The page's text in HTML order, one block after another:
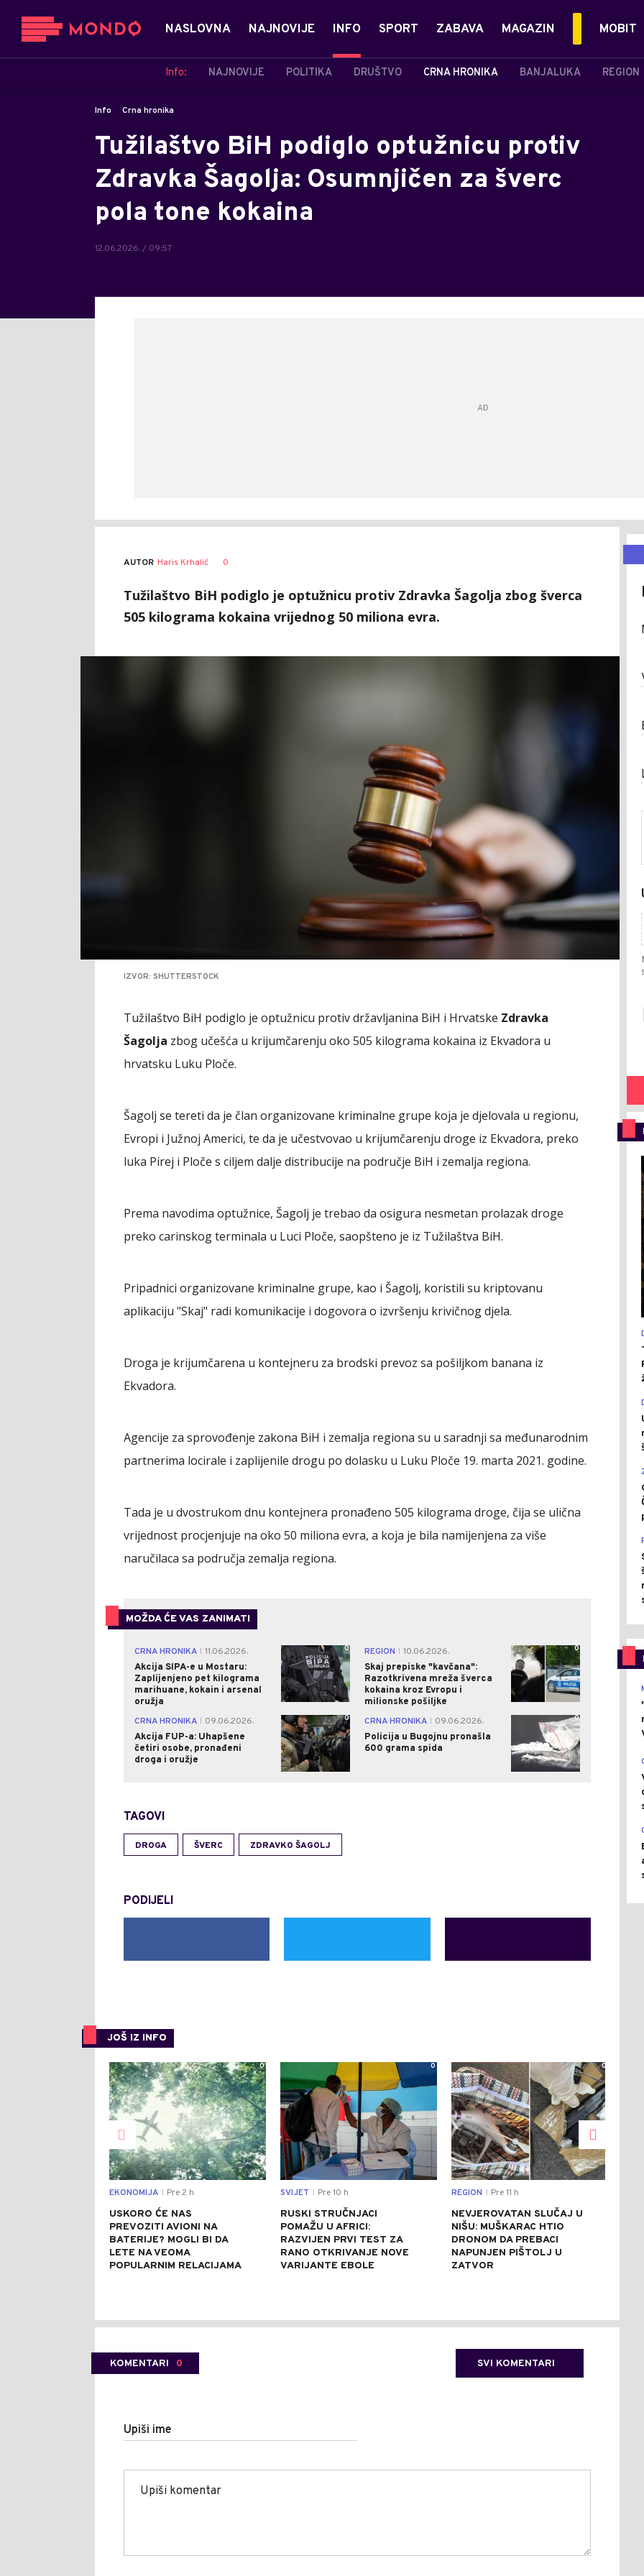
NASLOVNA NAJNOVIJE INFO
Info: NAJNOVIJE POLITIKA DRUŠTVO CRNA HRONIKA BANJALUKA REGION
SPORT ZABAVA MAGAZIN MOBIT
Info Crna hronika
Tužilaštvo BiH podiglo optužnicu protiv
Zdravka Šagolja: Osumnjičen za šverc
pola tone kokaina
12.06.2026. / 09:57
AUTOR Haris Krhalić 0
Tužilaštvo BiH podiglo je optužnicu protiv Zdravka Šagolja zbog šverca
505 kilograma kokaina vrijednog 50 miliona evra.
IZVOR: SHUTTERSTOCK
Tužilaštvo BiH podiglo je optužnicu protiv državljanina BiH i Hrvatske Zdravka
Šagolja zbog učešća u krijumčarenju oko 505 kilograma kokaina iz Ekvadora u
hrvatsku Luku Ploče.
Šagolj se tereti da je član organizovane kriminalne grupe koja je djelovala u regionu,
Evropi i Južnoj Americi, te da je učestvovao u krijumčarenju droge iz Ekvadora, preko
luka Pirej i Ploče s ciljem dalje distribucije na područje BiH i zemalja regiona.
Prema navodima optužnice, Šagolj je trebao da osigura nesmetan prolazak droge
preko carinskog terminala u Luci Ploče, saopšteno je iz Tužilaštva BiH.
Pripadnici organizovane kriminalne grupe, kao i Šagolj, koristili su kriptovanu
aplikaciju "Skaj" radi komunikacije i dogovora o izvršenju krivičnog djela.
Droga je krijumčarena u kontejneru za brodski prevoz sa pošiljkom banana iz
Ekvadora.
Agencije za sprovođenje zakona BiH i zemalja regiona su u saradnji sa međunarodnim
partnerima locirale i zaplijenile drogu po dolasku u Luku Ploče 19. marta 2021. godine.
Tada je u dvostrukom dnu kontejnera pronađeno 505 kilograma droge, čija se ulična
vrijednost procjenjuje na oko 50 miliona evra, a koja je bila namijenjena za više
naručilaca sa područja zemalja regiona.
MOŽDA ĆE VAS ZANIMATI
CRNA HRONIKA
11.06.2026.
Akcija SIPA-e u Mostaru:
Zaplijenjeno pet kilograma
marihuane, kokain i arsenal
oružja
0 REGION
10.06.2026.
Skaj prepiske "kavčana":
Razotkrivena mreža šverca
kokaina kroz Evropu i
milionske pošiljke
0
CRNA HRONIKA
09.06.2026.
Akcija FUP-a: Uhapšene
četiri osobe, pronađeni
droga i oružje
0 CRNA HRONIKA
09.06.2026.
Policija u Bugojnu pronašla
600 grama spida
0
TAGOVI
DROGA ŠVERC ZDRAVKO ŠAGOLJ
PODIJELI
JOŠ IZ INFO
0
EKONOMIJA Pre 2 h
USKORO ĆE NAS
PREVOZITI AVIONI NA
BATERIJE? MOGLI BI DA
LETE NA VEOMA
POPULARNIM RELACIJAMA
0
SVIJET Pre 10 h
RUSKI STRUČNJACI
POMAŽU U AFRICI:
RAZVIJEN PRVI TEST ZA
RANO OTKRIVANJE NOVE
VARIJANTE EBOLE
0
REGION Pre 11 h
NEVJEROVATAN SLUČAJ U
NIŠU: MUŠKARAC HTIO
DRONOM DA PREBACI
NAPUNJEN PIŠTOLJ U
ZATVOR
KOMENTARI 0 SVI KOMENTARI
Upiši ime